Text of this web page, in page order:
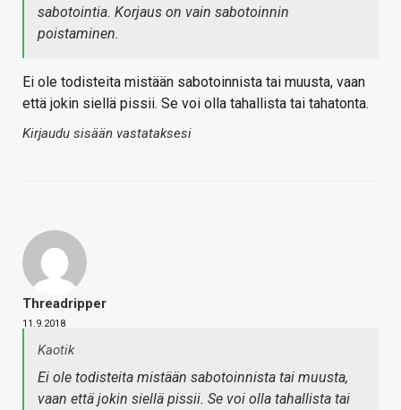
sabotointia. Korjaus on vain sabotoinnin
poistaminen.
Ei ole todisteita mistään sabotoinnista tai muusta, vaan
että jokin siellä pissii. Se voi olla tahallista tai tahatonta.
Kirjaudu sisään vastataksesi
Threadripper
11.9.2018
Kaotik
Ei ole todisteita mistään sabotoinnista tai muusta,
vaan että jokin siellä pissii. Se voi olla tahallista tai